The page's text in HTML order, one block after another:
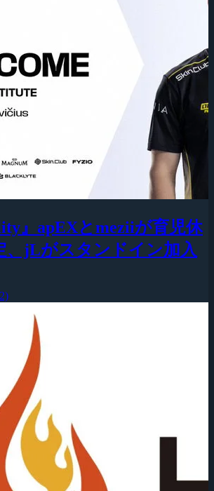
』apEXとmeziiが育児休
、jLがスタンドイン加入